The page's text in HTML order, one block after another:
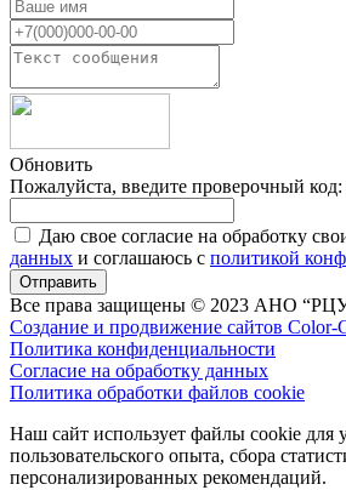
Обновить
Пожалуйста, введите проверочный код:
Даю свое согласие на обработку
данных и соглашаюсь с политикой
Отправить
Все права защищены © 2023 АНО
Создание и продвижение сайтов Color-
Политика конфиденциальности
Согласие на обработку данных
Политика обработки файлов cookie
Наш сайт использует файлы cookie для
пользовательского опыта, сбора
персонализированных рекомендаций.